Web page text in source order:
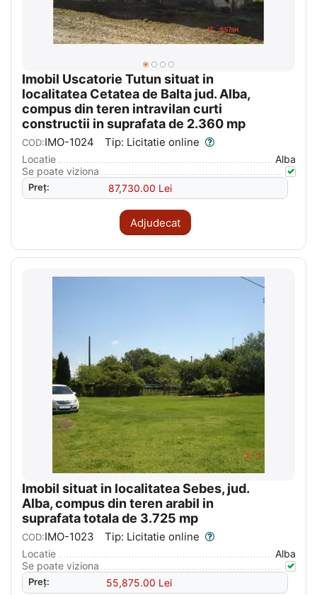
Imobil Uscatorie Tutun situat in
localitatea Cetatea de Balta jud. Alba,
compus din teren intravilan curti
constructii in suprafata de 2.360 mp
COD:IMO-1024 Tip: Licitatie online
Locatie
Alba
Se poate viziona
Preț: 87,730.00 Lei
Adjudecat
Imobil situat in localitatea Sebes, jud.
Alba, compus din teren arabil in
suprafata totala de 3.725 mp
COD:IMO-1023 Tip: Licitatie online
Locatie
Alba
Se poate viziona
Preț: 55,875.00 Lei